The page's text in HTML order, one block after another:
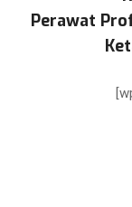
Perawat